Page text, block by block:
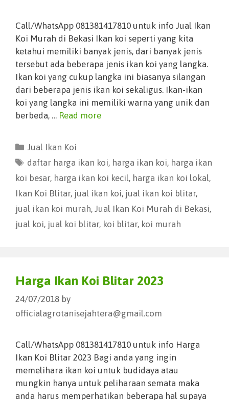
Call/WhatsApp 081381417810 untuk info Jual Ikan
Koi Murah di Bekasi Ikan koi seperti yang kita
ketahui memiliki banyak jenis, dari banyak jenis
tersebut ada beberapa jenis ikan koi yang langka.
Ikan koi yang cukup langka ini biasanya silangan
dari beberapa jenis ikan koi sekaligus. Ikan-ikan
koi yang langka ini memiliki warna yang unik dan
berbeda, … Read more
Jual Ikan Koi
daftar harga ikan koi, harga ikan koi, harga ikan
koi besar, harga ikan koi kecil, harga ikan koi lokal,
Ikan Koi Blitar, jual ikan koi, jual ikan koi blitar,
jual ikan koi murah, Jual Ikan Koi Murah di Bekasi,
jual koi, jual koi blitar, koi blitar, koi murah
Harga Ikan Koi Blitar 2023
24/07/2018 by
officialagrotanisejahtera@gmail.com
Call/WhatsApp 081381417810 untuk info Harga
Ikan Koi Blitar 2023 Bagi anda yang ingin
memelihara ikan koi untuk budidaya atau
mungkin hanya untuk peliharaan semata maka
anda harus memperhatikan beberapa hal supaya